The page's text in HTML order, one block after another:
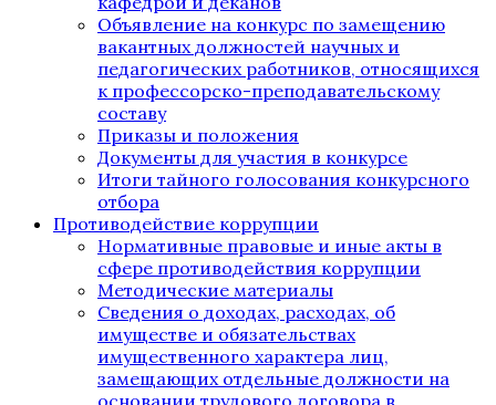
Объявление на конкурс по замещению
вакантных должностей научных и
педагогических работников, относящихся
к профессорско-преподавательскому
составу
Приказы и положения
Документы для участия в конкурсе
Итоги тайного голосования конкурсного
отбора
Противодействие коррупции
Нормативные правовые и иные акты в
сфере противодействия коррупции
Методические материалы
Сведения о доходах, расходах, об
имуществе и обязательствах
имущественного характера лиц,
замещающих отдельные должности на
основании трудового договора в